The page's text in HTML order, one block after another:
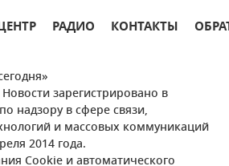
РАДИО КОНТАКТЫ
зарегистрировано в
надзору в сфере связи,
и массовых коммуникаций
2014 года.
Cookie и автоматического